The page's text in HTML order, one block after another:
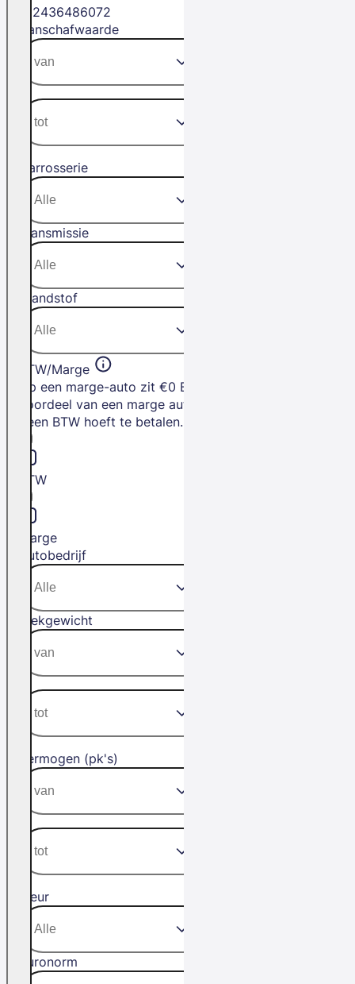
2436486072
Aanschafwaarde
Carrosserie
Transmissie
Brandstof
BTW/Marge
Op een marge-auto zit €0 BTW. Het
voordeel van een marge auto is dat je
geen BTW hoeft te betalen.
BTW
Marge
Autobedrijf
Trekgewicht
Vermogen (pk's)
Kleur
Euronorm